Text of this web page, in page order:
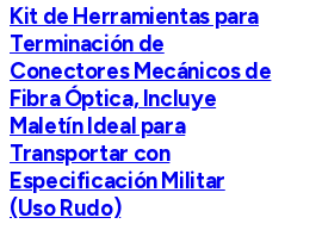
Kit de Herramientas para
Terminación de
Conectores Mecánicos de
Fibra Óptica, Incluye
Maletín Ideal para
Transportar con
Especificación Militar
(Uso Rudo)